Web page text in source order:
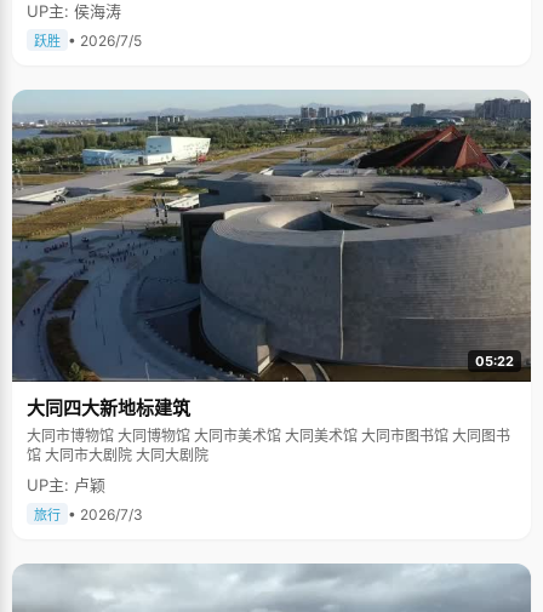
UP主: 侯海涛
跃胜 • 2026/7/5
05:22
大同四大新地标建筑
大同市博物馆 大同博物馆 大同市美术馆 大同美术馆 大同市图书馆 大同图书
馆 大同市大剧院 大同大剧院
UP主: 卢颖
旅行 • 2026/7/3